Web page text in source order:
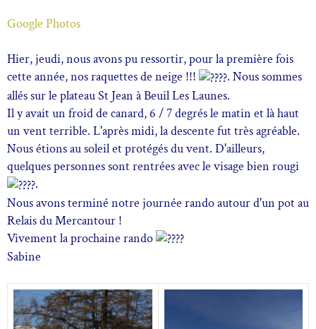
Google Photos
Hier, jeudi, nous avons pu ressortir, pour la première fois
cette année, nos raquettes de neige !!!
. Nous sommes
allés sur le plateau St Jean à Beuil Les Launes.
Il y avait un froid de canard, 6 / 7 degrés le matin et là haut
un vent terrible. L'après midi, la descente fut très agréable.
Nous étions au soleil et protégés du vent. D'ailleurs,
quelques personnes sont rentrées avec le visage bien rougi
.
Nous avons terminé notre journée rando autour d'un pot au
Relais du Mercantour !
Vivement la prochaine rando
Sabine